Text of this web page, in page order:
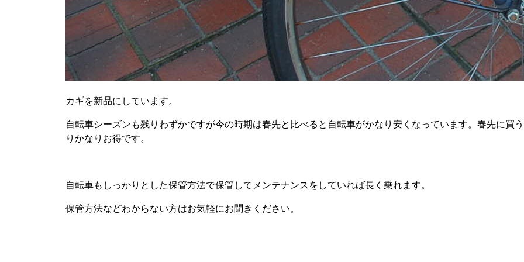
カギを新品にしています。
自転車シーズンも残りわずかですが今の時期は春先と比べると自転車がかなり安くなっています。春先に買
りかなりお得です。
自転車もしっかりとした保管方法で保管してメンテナンスをしていれば長く乗れます。
保管方法などわからない方はお気軽にお聞きください。